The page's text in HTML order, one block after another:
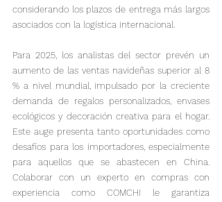
considerando los plazos de entrega más largos
asociados con la logística internacional.
Para 2025, los analistas del sector prevén un
aumento de las ventas navideñas superior al 8
% a nivel mundial, impulsado por la creciente
demanda de regalos personalizados, envases
ecológicos y decoración creativa para el hogar.
Este auge presenta tanto oportunidades como
desafíos para los importadores, especialmente
para aquellos que se abastecen en China.
Colaborar con un experto en compras con
experiencia como COMCHI le garantiza